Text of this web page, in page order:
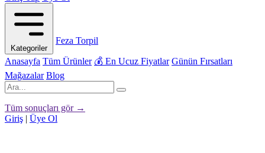
Kategoriler
Feza Torpil
Anasayfa Tüm Ürünler 💰 En Ucuz Fiyatlar Günün Fırsatları
Mağazalar Blog
Tüm sonuçları gör →
Giriş | Üye Ol